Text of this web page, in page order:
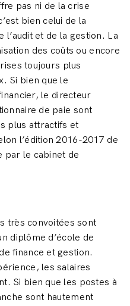
pas ni de la crise
bien celui de la
et de la gestion. La
des coûts ou encore
toujours plus
Si bien que le
le directeur
de paie sont
plus attractifs et
l’édition 2016-2017 de
par le cabinet de
très convoitées sont
diplôme d’école de
finance et gestion.
les salaires
Si bien que les postes à
sont hautement